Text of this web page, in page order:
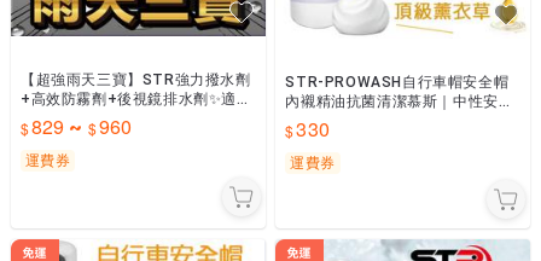
【超強雨天三寶】STR強力撥水劑
+高效防霧劑+後視鏡排水劑✨適用
汽機車後照鏡、安全帽鏡片、擋風
玻璃行車紀錄器&#65295;倒車鏡
頭
829 ~ 960
運費券
STR-PROWASH自行車帽安全帽
內襯精油抗菌清潔慕斯｜中性安全
帽清潔劑｜風鏡鏡片清潔【頂級薰
衣草】小帽去污除味
330
運費券